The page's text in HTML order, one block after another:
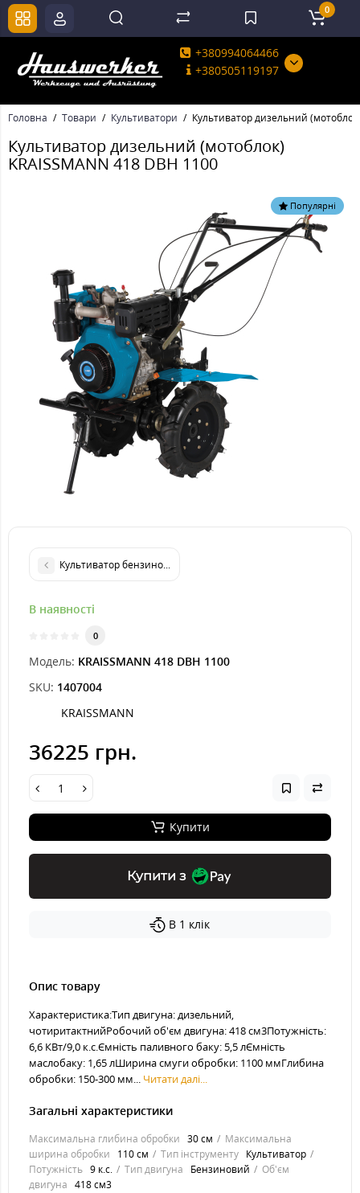
+380994064466
+380505119197
0
Головна Товари Культиватори Культиватор дизельний
Культиватор дизельний (мотоблок)
KRAISSMANN 418 DBH 1100
Популярні
Культиватор бензиновий (мотоблок) KRAISSMANN 221 BBH
В наявності
0
Модель: KRAISSMANN 418 DBH 1100
SKU: 1407004
KRAISSMANN
36225 грн.
Купити
Купити з
В 1 клік
Опис товару
Характеристика:Тип двигуна: дизельний,
чотиритактнийРобочий об'єм двигуна: 418 см3Потужність:
6,6 КВт/9,0 к.с.Ємність паливного баку: 5,5 лЄмність
маслобаку: 1,65 лШирина смуги обробки: 1100 ммГлибина
обробки: 150-300 мм... Читати далі...
Загальні характеристики
Максимальна глибина обробки 30 см
Максимальна
ширина обробки
110 см Тип інструменту Культиватор
Потужність 9 к.с. Тип двигуна Бензиновий
Об'єм
двигуна 418 см3